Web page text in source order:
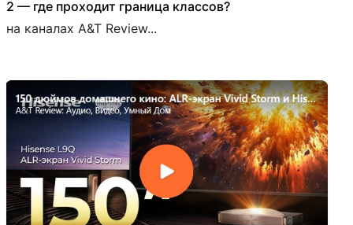
2 — где проходит граница классов?
на каналах A&T Review...